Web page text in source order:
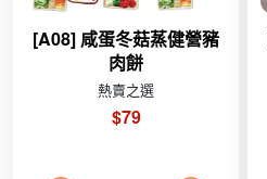
[A08] 咸蛋冬菇蒸健營豬
肉餅
熱賣之選
$79